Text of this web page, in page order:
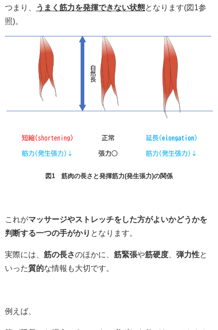
つまり、 うまく筋力を発揮できない状態となります(図1参
照)。
図1 筋肉の長さと発揮筋力(発生張力)の関係
これがマッサージやストレッチをした方がよいかどうかを
判断する一つの手がかり となります。
実際には、 筋の長さのほかに、 筋緊張や筋硬度 弾力性と
いった質的な情報も大切です。
例えば、